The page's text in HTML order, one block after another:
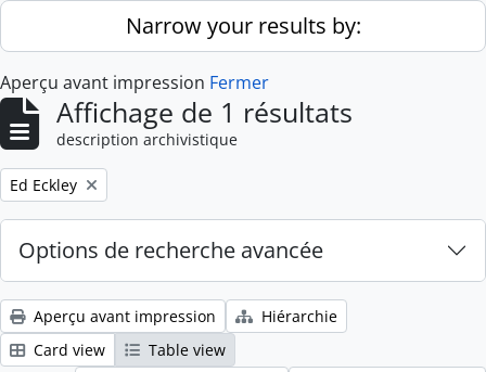
Skip to main contentNarrow your results by:
Aperçu avant impression Fermer
Affichage de 1 résultats
description archivistique
Remove filter:
Ed Eckley
Options de recherche avancée
Aperçu avant impression
Hiérarchie
Card view
Table view